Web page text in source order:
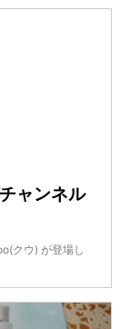
ャンネル
クウ) が登場し